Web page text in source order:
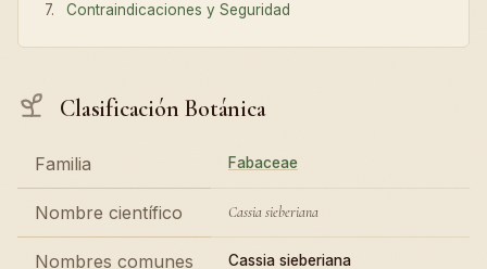
Contraindicaciones y Seguridad
Clasificación Botánica
Familia Fabaceae
Nombre científico Cassia sieberiana
Nombres comunes Cassia sieberiana